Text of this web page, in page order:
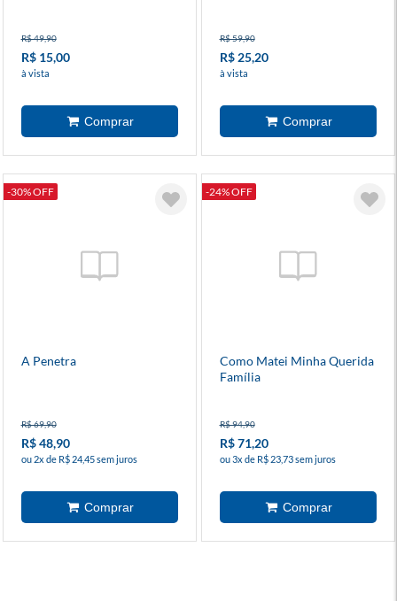
R$ 49,90
R$ 15,00
à vista
R$ 59,90
R$ 25,20
à vista
-30% OFF
A Penetra
R$ 69,90
R$ 48,90
ou 2x de R$ 24,45 sem juros
-24% OFF
Como Matei Minha Querida
Família
R$ 94,90
R$ 71,20
ou 3x de R$ 23,73 sem juros